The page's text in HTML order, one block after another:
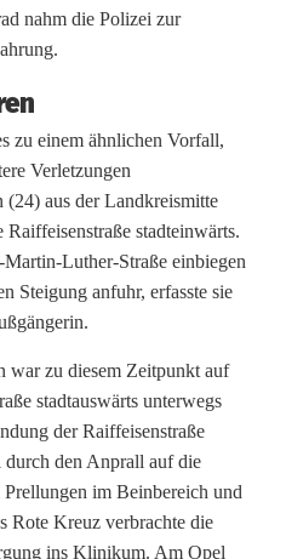
nahm die Polizei zur
zu einem ähnlichen Vorfall,
Verletzungen
aus der Landkreismitte
stadteinwärts.
Luther-Straße einbiegen
Steigung anfuhr, erfasste sie
war zu diesem Zeitpunkt auf
stadtauswärts unterwegs
der Raiffeisenstraße
den Anprall auf die
im Beinbereich und
Rote Kreuz verbrachte die
ins Klinikum. Am Opel